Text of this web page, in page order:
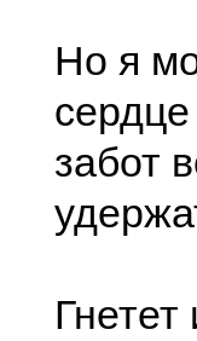
Но я
забот